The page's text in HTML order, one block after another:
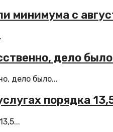
минимума с
дело
дело было...
порядка